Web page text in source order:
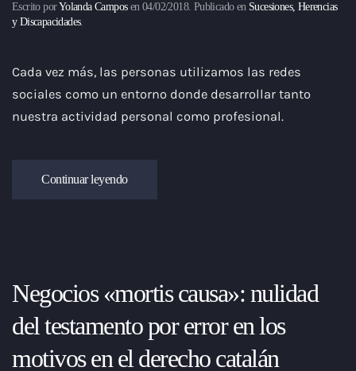
Escrito porYolanda Camposen04/02/2018. Publicado en Sucesiones, Herencias
y Discapacidades.
Cada vez más, las personas utilizamos las redes
sociales como un entorno donde desarrollar tanto
nuestra actividad personal como profesional.
Continuar leyendo
Negocios «mortis causa»: nulidad
del testamento por error en los
motivos en el derecho catalán